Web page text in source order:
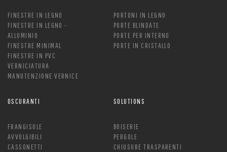
FINESTRE IN LEGNO
FINESTRE IN LEGNO -
ALLUMINIO
FINESTRE MINIMAL
FINESTRE IN PVC
VERNICIATURA
MANUTENZIONE VERNICE
PORTONI IN LEGNO
PORTE BLINDATE
PORTE PER INTERNO
PORTE IN CRISTALLO
OSCURANTI
FRANGISOLE
AVVOLGIBILI
CASSONETTI
SOLUTIONS
BOISERIE
PERGOLE
CHIUSURE TRASPARENTI